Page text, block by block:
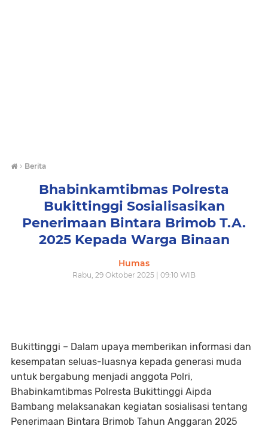
› Berita
Bhabinkamtibmas Polresta
Bukittinggi Sosialisasikan
Penerimaan Bintara Brimob T.A.
2025 Kepada Warga Binaan
Humas
Rabu, 29 Oktober 2025 | 09:10 WIB
Bukittinggi – Dalam upaya memberikan informasi dan
kesempatan seluas-luasnya kepada generasi muda
untuk bergabung menjadi anggota Polri,
Bhabinkamtibmas Polresta Bukittinggi Aipda
Bambang melaksanakan kegiatan sosialisasi tentang
Penerimaan Bintara Brimob Tahun Anggaran 2025